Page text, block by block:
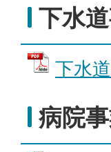
下水
下水
病院